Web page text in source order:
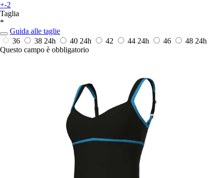
+-2
Taglia
*
Guida alle taglie
36
38 24h 40 24h 42 44 24h 46 48 24h
Questo campo è obbligatorio